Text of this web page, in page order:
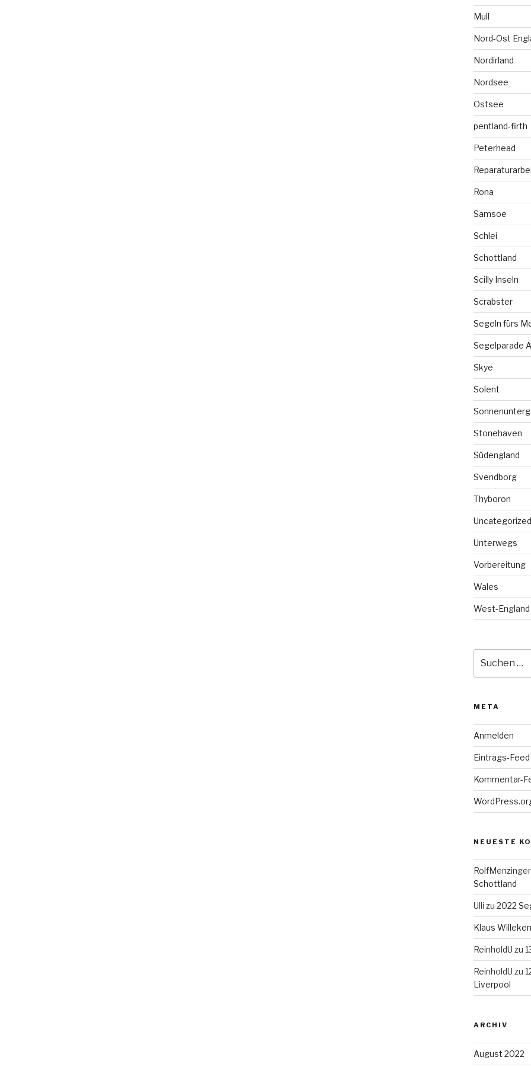
Mull
Nord-Ost
Nordirland
Nordsee
Ostsee
pentland-firth
Peterhead
Rona
Samsoe
Schlei
Schottland
Scilly Inseln
Scrabster
Segeln fürs
Segelparade
Skye
Solent
Stonehaven
Südengland
Svendborg
Thyboron
Uncategorized
Unterwegs
Vorbereitung
Wales
West-England
nach:
META
Anmelden
Eintrags-Feed
Kommentar-
NEUESTE
RolfMenzinger
Schottland
Ulli zu 2022
Klaus
ReinholdU zu
ReinholdU zu
Liverpool
ARCHIV
August 2022